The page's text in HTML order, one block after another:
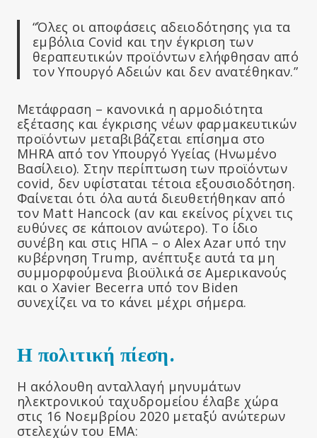
“Όλες οι αποφάσεις αδειοδότησης για τα
εμβόλια Covid και την έγκριση των
θεραπευτικών προϊόντων ελήφθησαν από
τον Υπουργό Αδειών και δεν ανατέθηκαν.”
Μετάφραση – κανονικά η αρμοδιότητα
εξέτασης και έγκρισης νέων φαρμακευτικών
προϊόντων μεταβιβάζεται επίσημα στο
MHRA από τον Υπουργό Υγείας (Ηνωμένο
Βασίλειο). Στην περίπτωση των προϊόντων
covid, δεν υφίσταται τέτοια εξουσιοδότηση.
Φαίνεται ότι όλα αυτά διευθετήθηκαν από
τον Matt Hancock (αν και εκείνος ρίχνει τις
ευθύνες σε κάποιον ανώτερο). Το ίδιο
συνέβη και στις ΗΠΑ – ο Alex Azar υπό την
κυβέρνηση Trump, ανέπτυξε αυτά τα μη
συμμορφούμενα βιοϋλικά σε Αμερικανούς
και ο Xavier Becerra υπό τον Biden
συνεχίζει να το κάνει μέχρι σήμερα.
Η πολιτική πίεση.
Η ακόλουθη ανταλλαγή μηνυμάτων
ηλεκτρονικού ταχυδρομείου έλαβε χώρα
στις 16 Νοεμβρίου 2020 μεταξύ ανώτερων
στελεχών του ΕΜΑ: